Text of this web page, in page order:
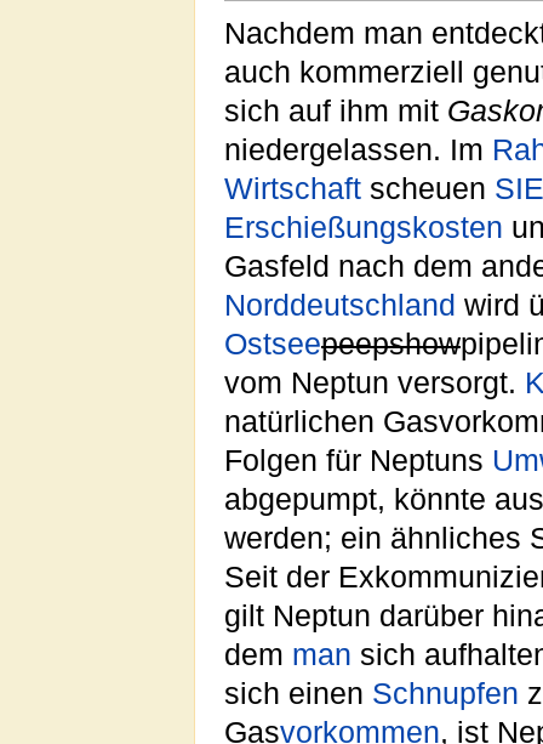
Nachdem man
auch kommerziell
sich auf ihm mit
niedergelassen. Im
Wirtschaft scheuen SIE
Erschießungskosten
Gasfeld nach dem
Norddeutschland wird
Ostseepeepshow
vom Neptun versorgt.
natürlichen
Folgen für Neptuns
abgepumpt, könnte
werden; ein ähnliches
Seit der
gilt Neptun darüber
dem man sich
sich einen Schnupfen
Gasvorkommen, ist